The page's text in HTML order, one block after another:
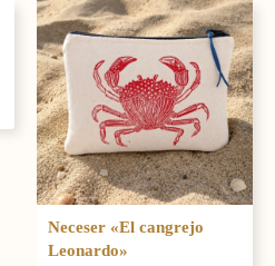
Neceser «El cangrejo
Leonardo»
de
precios:
desde
25,00 €
hasta
32,00 €